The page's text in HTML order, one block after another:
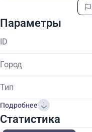
Параметры
ID
Город
Тип
Подробнее
Статистика